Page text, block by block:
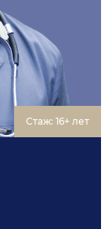
Стаж: 16+ лет